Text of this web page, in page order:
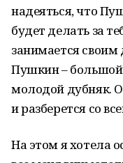
надеяться, что
будет делать за
занимается своим
Пушкин – большой
молодой дубняк.
и разберется со
На этом я хотела